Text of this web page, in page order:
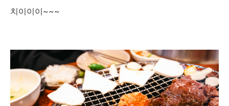
치이이이~~~